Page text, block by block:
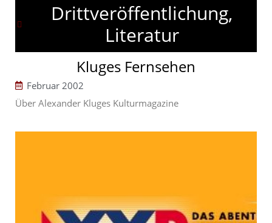
Drittveröffentlichung,
Literatur
Kluges Fernsehen
Februar 2002
Über Alexander Kluges Kulturmagazine